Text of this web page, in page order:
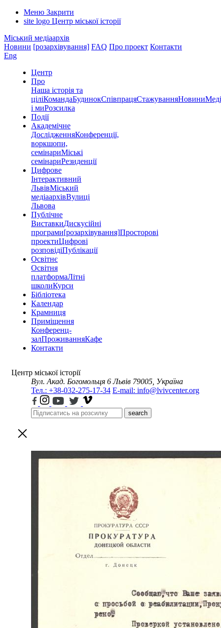
Меню Закрити
site logo Центр міської історії
Міський медіаархів
Новини [розархівування] FAQ Про проект Контакти
Eng
Центр
Про
Наша історія та
ціліКомандаБудинокСпівпрацяСтажуванняНовини
і миРозсилка
Події
Академічне
ДослідженняКонференції,
воркшопи,
семінариМіські
семінариРезиденції
Цифрове
Інтерактивний
ЛьвівМіський
медіаархівВулиці
Львова
Публічне
ВиставкиДискусійні
програми[розархівування]Просторові
проектиЦифрові
розповідіПублікації
Освітнє
Освітня
платформаЛітні
школиКурси
Бібліотека
Календар
Крамниця
Приміщення
Конференц-
залПроживанняКафе
Контакти
Центр міської історії
Вул. Акад. Богомольця 6 Львів 79005, Україна
Тел.: +38-032-275-17-34 E-mail: info@lvivcenter.org
search